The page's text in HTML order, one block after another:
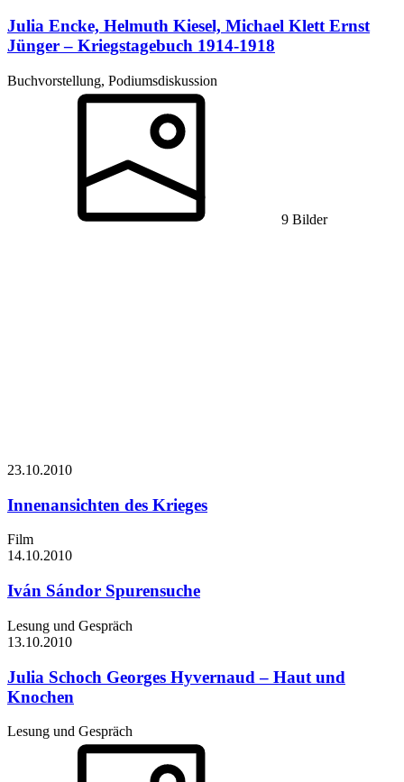
Julia Encke, Helmuth Kiesel, Michael Klett Ernst
Jünger – Kriegstagebuch 1914-1918
Buchvorstellung, Podiumsdiskussion
9 Bilder
23.10.2010
Innenansichten des Krieges
Film
14.10.2010
Iván Sándor Spurensuche
Lesung und Gespräch
13.10.2010
Julia Schoch Georges Hyvernaud – Haut und
Knochen
Lesung und Gespräch